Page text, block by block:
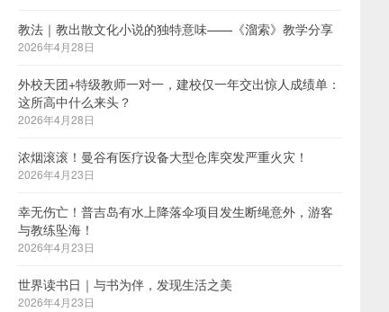
教法｜教出散文化小说的独特意味——《溜索》教学分享
2026年4月28日
外校天团+特级教师一对一，建校仅一年交出惊人成绩单：
这所高中什么来头？
2026年4月28日
浓烟滚滚！曼谷有医疗设备大型仓库突发严重火灾！
2026年4月23日
幸无伤亡！普吉岛有水上降落伞项目发生断绳意外，游客
与教练坠海！
2026年4月23日
世界读书日｜与书为伴，发现生活之美
2026年4月23日